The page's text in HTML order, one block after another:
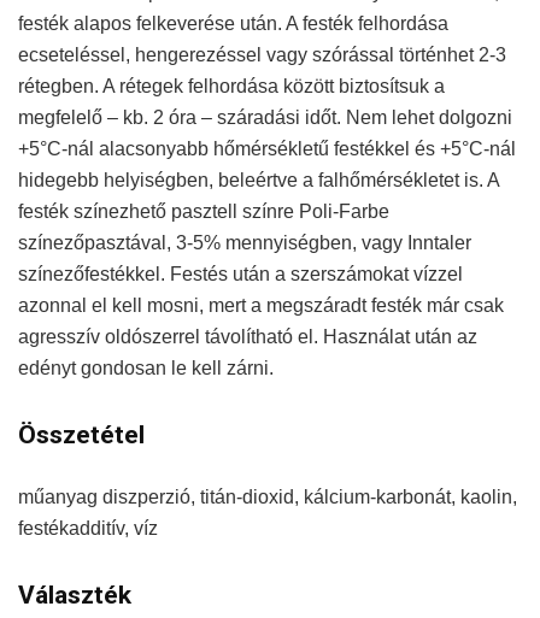
festék alapos felkeverése után. A festék felhordása
ecseteléssel, hengerezéssel vagy szórással történhet 2-3
rétegben. A rétegek felhordása között biztosítsuk a
megfelelő – kb. 2 óra – száradási időt. Nem lehet dolgozni
+5°C-nál alacsonyabb hőmérsékletű festékkel és +5°C-nál
hidegebb helyiségben, beleértve a falhőmérsékletet is. A
festék színezhető pasztell színre Poli-Farbe
színezőpasztával, 3-5% mennyiségben, vagy Inntaler
színezőfestékkel. Festés után a szerszámokat vízzel
azonnal el kell mosni, mert a megszáradt festék már csak
agresszív oldószerrel távolítható el. Használat után az
edényt gondosan le kell zárni.
Összetétel
műanyag diszperzió, titán-dioxid, kálcium-karbonát, kaolin,
festékadditív, víz
Választék